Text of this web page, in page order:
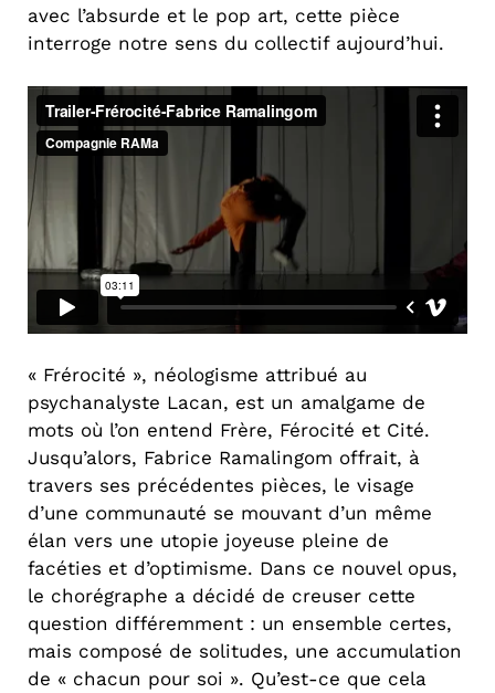
avec l’absurde et le pop art, cette pièce
interroge notre sens du collectif aujourd’hui.
« Frérocité », néologisme attribué au
psychanalyste Lacan, est un amalgame de
mots où l’on entend Frère, Férocité et Cité.
Jusqu’alors, Fabrice Ramalingom offrait, à
travers ses précédentes pièces, le visage
d’une communauté se mouvant d’un même
élan vers une utopie joyeuse pleine de
facéties et d’optimisme. Dans ce nouvel opus,
le chorégraphe a décidé de creuser cette
question différemment : un ensemble certes,
mais composé de solitudes, une accumulation
de « chacun pour soi ». Qu’est-ce que cela